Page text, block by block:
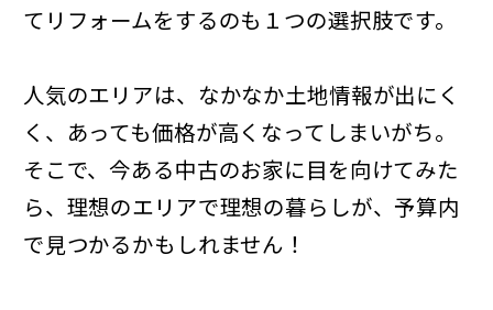
てリフォームをするのも１つの選択肢です。
人気のエリアは、なかなか土地情報が出にく
く、あっても価格が高くなってしまいがち。
そこで、今ある中古のお家に目を向けてみた
ら、理想のエリアで理想の暮らしが、予算内
で見つかるかもしれません！